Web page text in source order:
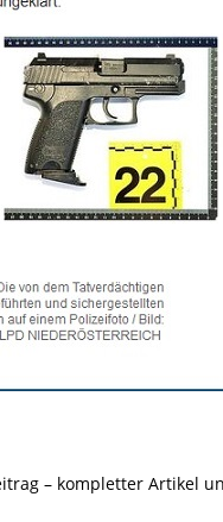
– kompletter Artikel